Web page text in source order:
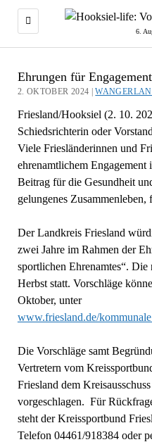
6.
Ehrungen für
2. OKTOBER 2024 |
Friesland/Hooksiel (2. 10.
Schiedsrichterin oder
Viele Friesländerinnen und
ehrenamtlichem
Beitrag für die Gesundheit
gelungenes
Der Landkreis Friesland
zwei Jahre im Rahmen der
sportlichen Ehrenamtes“.
Herbst statt. Vorschläge
Oktober, unter
www.friesland.de/
Die Vorschläge samt
Vertretern vom
Friesland dem
vorgeschlagen. Für
steht der Kreissportbund
Telefon 04461/918384 oder